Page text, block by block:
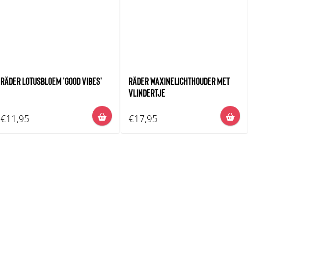
RÄDER LOTUSBLOEM 'GOOD VIBES'
€11,95
RÄDER WAXINELICHTHOUDER MET
VLINDERTJE
€17,95